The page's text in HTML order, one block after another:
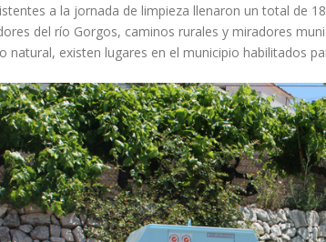
a la jornada de limpieza llenaron un total de
del río Gorgos, caminos rurales y miradores
natural, existen lugares en el municipio habilitados